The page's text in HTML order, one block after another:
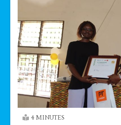
4 MINUTES